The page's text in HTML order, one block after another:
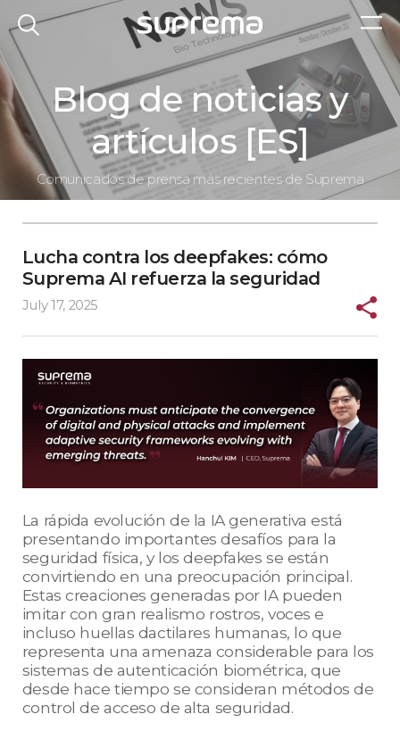
Blog de noticias y
artículos [ES]
Comunicados de prensa más recientes de Suprema
Lucha contra los deepfakes: cómo
Suprema AI refuerza la seguridad
July 17, 2025
La rápida evolución de la IA generativa está
presentando importantes desafíos para la
seguridad física, y los deepfakes se están
convirtiendo en una preocupación principal.
Estas creaciones generadas por IA pueden
imitar con gran realismo rostros, voces e
incluso huellas dactilares humanas, lo que
representa una amenaza considerable para los
sistemas de autenticación biométrica, que
desde hace tiempo se consideran métodos de
control de acceso de alta seguridad.